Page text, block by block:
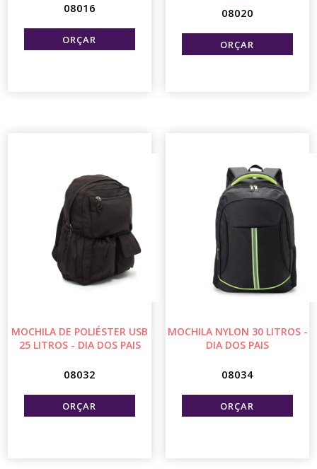
08016
08020
MOCHILA DE POLIÉSTER USB
25 LITROS - DIA DOS PAIS
08032
MOCHILA NYLON 30 LITROS -
DIA DOS PAIS
08034